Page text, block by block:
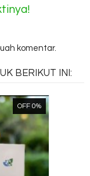
komentar.
BERIKUT INI:
OFF 0%